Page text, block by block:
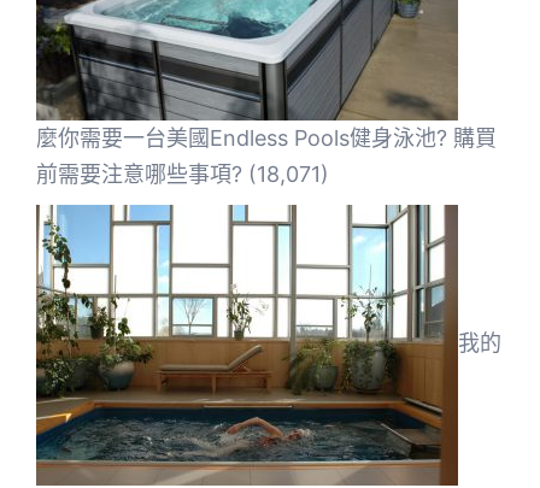
麼你需要一台美國Endless Pools健身泳池? 購買
前需要注意哪些事項? (18,071)
我的